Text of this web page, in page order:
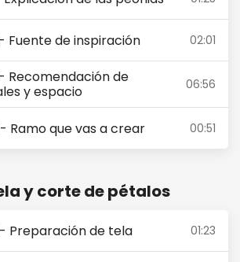
Fuente de inspiración 02:01
Recomendación de
y espacio
06:56
Ramo que vas a crear 00:51
y corte de pétalos
Preparación de tela 01:23